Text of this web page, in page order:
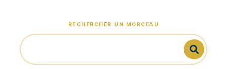
RECHERCHER UN MORCEAU